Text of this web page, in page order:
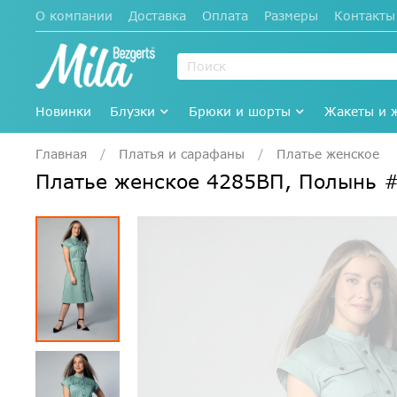
О компании Доставка Оплата Размеры Контакты
Новинки Блузки Брюки и шорты Жакеты и
Главная Платья и сарафаны Платье женское
Платье женское 4285ВП, Полынь